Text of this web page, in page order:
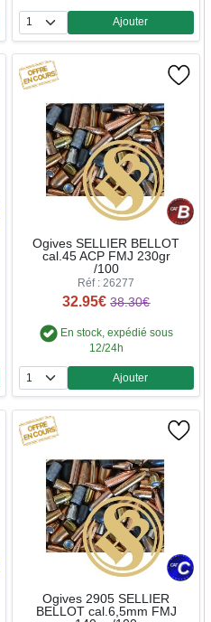
Quantité
Ajouter
Ogives SELLIER BELLOT
cal.45 ACP FMJ 230gr
/100
Réf : 26277
32.95€ 38.30€
En stock, expédié sous
12/24h
Quantité
Ajouter
Ogives 2905 SELLIER
BELLOT cal.6,5mm FMJ